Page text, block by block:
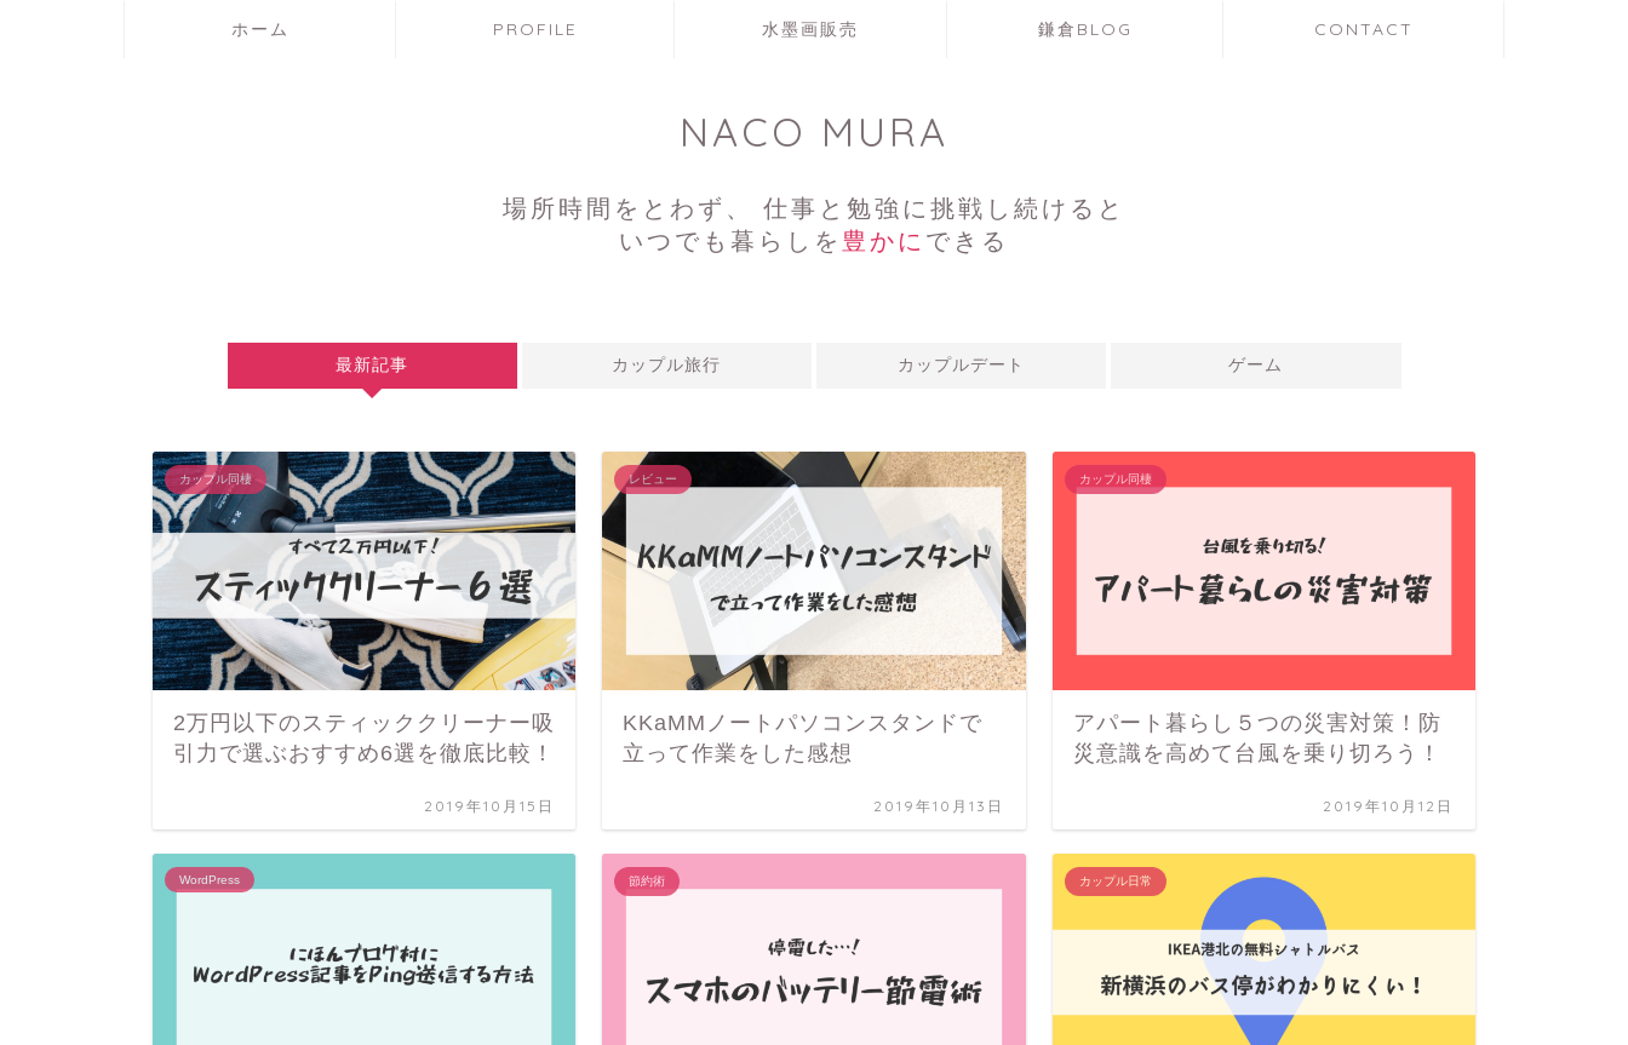
ホーム PROFILE 水墨画販売 鎌倉BLOG CONTACT
NACO MURA
場所時間をとわず、 仕事と勉強に挑戦し続けると
いつでも暮らしを 豊かに できる
最新記事 カップル旅行 カップルデート ゲーム
カップル同棲
2万円以下のスティッククリーナー吸
引力で選ぶおすすめ6選を徹底比較！
2019年10月15日
レビュー
KKaMMノートパソコンスタンドで
立って作業をした感想
2019年10月13日
カップル同棲
アパート暮らし５つの災害対策！防
災意識を高めて台風を乗り切ろう！
2019年10月12日
WordPress 節約術 カップル日常